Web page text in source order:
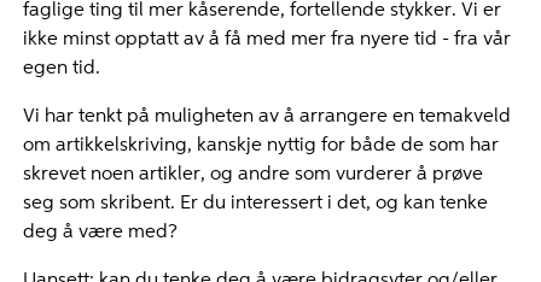
faglige ting til mer kåserende, fortellende stykker. Vi er
ikke minst opptatt av å få med mer fra nyere tid - fra vår
egen tid.
Vi har tenkt på muligheten av å arrangere en temakveld
om artikkelskriving, kanskje nyttig for både de som har
skrevet noen artikler, og andre som vurderer å prøve
seg som skribent. Er du interessert i det, og kan tenke
deg å være med?